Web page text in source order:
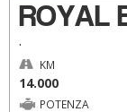
ROYAL
.
KM
14.000
POTENZA